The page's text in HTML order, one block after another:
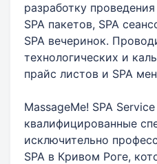
разработку
SPA пакетов, SPA
SPA вечеринок.
технологических и
прайс листов и SPA
MassageMe! SPA
квалифицированные
исключительно
SPA в Кривом Роге,